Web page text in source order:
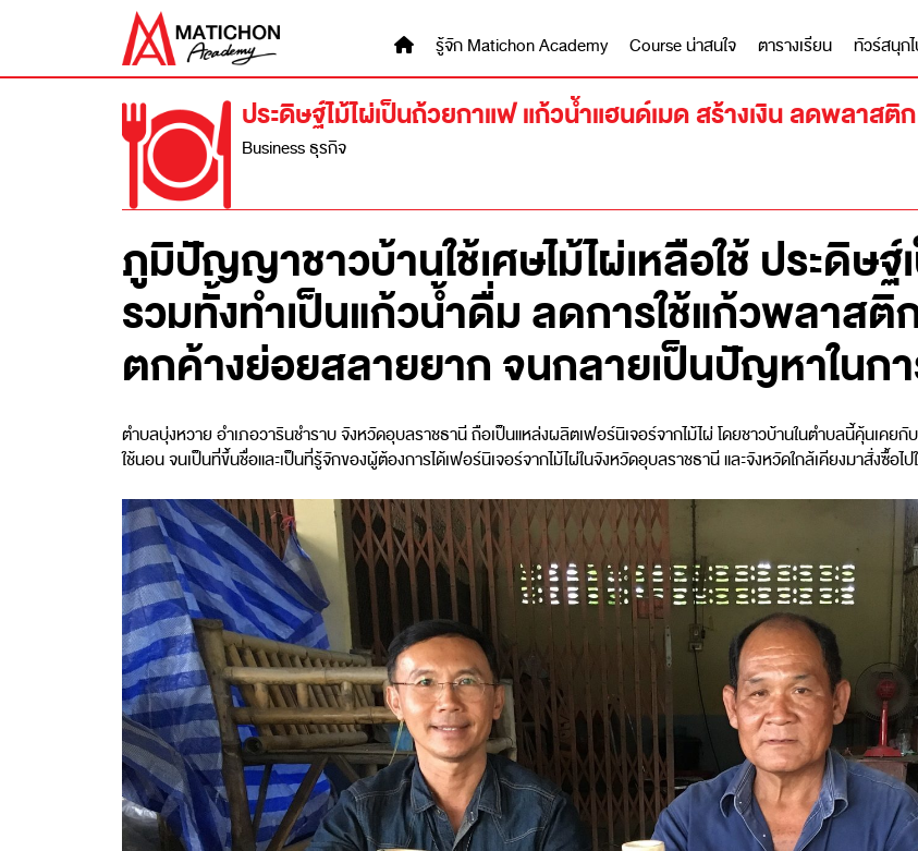
รู้จัก Matichon Academy Course น่าสนใจ ตารางเรียน ทัวร์สนุก
ประดิษฐ์ไม้ไผ่เป็นถ้วยกาแฟ แก้วน้ำแฮนด์เมด สร้างเงิน ลดพลาสติก
Business ธุรกิจ
ภูมิปัญญาชาวบ้านใช้เศษไม้ไผ่เหลือใช้ ประดิษ
รวมทั้งทำเป็นแก้วน้ำดื่ม ลดการใช้แก้วพลาส
ตกค้างย่อยสลายยาก จนกลายเป็นปัญหาในก
ตำบลบุ่งหวาย อําเภอวารินชําราบ จังหวัดอุบลราชธานี ถือเป็นแหล่งผลิตเฟอร์นิเจอร์จากไม้ไผ่ โดยชาวบ้านในตำบลนี้คุ้นเคยกั
ใช้นอน จนเป็นที่ขึ้นชื่อและเป็นที่รู้จักของผู้ต้องการได้เฟอร์นิเจอร์จากไม้ไผ่ในจังหวัดอุบลราชธานี และจังหวัดใกล้เคียงมาสั่งซื้อไ